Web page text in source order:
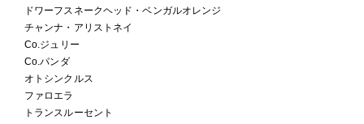
ドワーフスネークヘッド・ベンガルオレンジ
チャンナ・アリストネイ
Co.ジュリー
Co.パンダ
オトシンクルス
ファロエラ
トランスルーセント